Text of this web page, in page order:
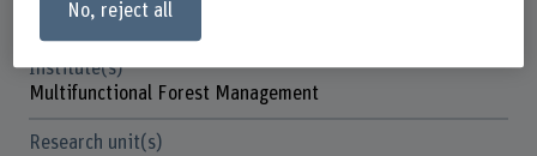
School of Agricultural, Forest and Food Sciences
Institute(s)
Multifunctional Forest Management
Research unit(s)
No, reject all